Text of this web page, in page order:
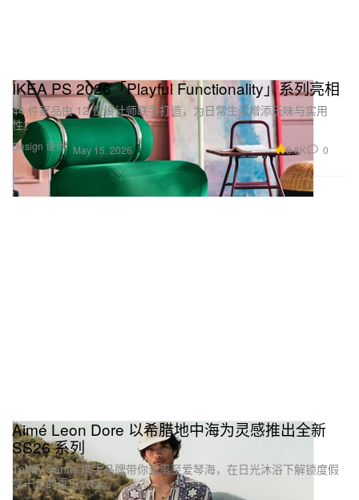
Design 设计
IKEA PS 2026「Playful Functionality」系列亮相
44 件家品由 12 位设计师联手打造，为日常生活增添玩味与实用
性。
May 15, 2026 3.8K 0
Aimé Leon Dore 以希腊地中海为灵感推出全新
SS26 系列
Teddy Santis 携手品牌带你逃离至爱琴海，在日光沐浴下解锁度假
感十足的夏日衣橱。